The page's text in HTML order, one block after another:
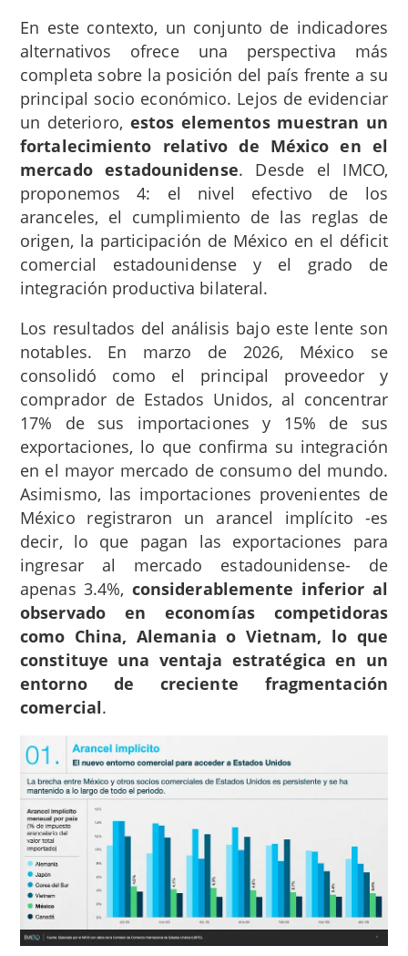
En este contexto, un conjunto de indicadores
alternativos ofrece una perspectiva más
completa sobre la posición del país frente a su
principal socio económico. Lejos de evidenciar
un deterioro, estos elementos muestran un
fortalecimiento relativo de México en el
mercado estadounidense. Desde el IMCO,
proponemos 4: el nivel efectivo de los
aranceles, el cumplimiento de las reglas de
origen, la participación de México en el déficit
comercial estadounidense y el grado de
integración productiva bilateral.
Los resultados del análisis bajo este lente son
notables. En marzo de 2026, México se
consolidó como el principal proveedor y
comprador de Estados Unidos, al concentrar
17% de sus importaciones y 15% de sus
exportaciones, lo que confirma su integración
en el mayor mercado de consumo del mundo.
Asimismo, las importaciones provenientes de
México registraron un arancel implícito -es
decir, lo que pagan las exportaciones para
ingresar al mercado estadounidense- de
apenas 3.4%, considerablemente inferior al
observado en economías competidoras
como China, Alemania o Vietnam, lo que
constituye una ventaja estratégica en un
entorno de creciente fragmentación
comercial.